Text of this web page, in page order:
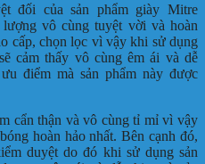
đối của sản phẩm giày Mitre
vô cùng tuyệt vời và hoàn
cấp, chọn lọc vì vậy khi sử dụng
cảm thấy vô cùng êm ái và dễ
điểm mà sản phẩm này được
cẩn thận và vô cùng tỉ mỉ vì vậy
hoàn hảo nhất. Bên cạnh đó,
duyệt do đó khi sử dụng sản